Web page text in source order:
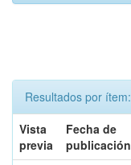
Resultados por ítem:
Vista
previa
Fecha de
publicación